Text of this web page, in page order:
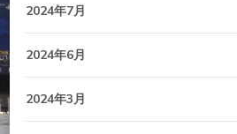
2024年7月
2024年6月
2024年3月